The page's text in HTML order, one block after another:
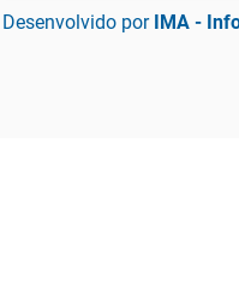
Desenvolvido por IMA -